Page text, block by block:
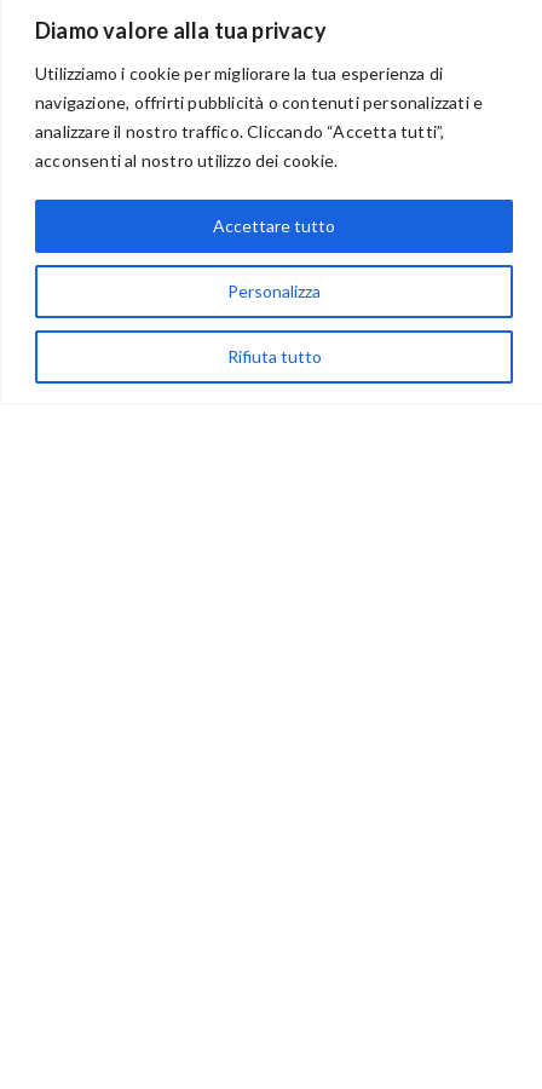
Diamo valore alla tua privacy
Utilizziamo i cookie per migliorare la tua esperienza di
navigazione, offrirti pubblicità o contenuti personalizzati e
analizzare il nostro traffico. Cliccando “Accetta tutti”,
acconsenti al nostro utilizzo dei cookie.
Personalizza
Rifiuta tutto
Accettare tutto
BENVENUTI NEL PORTALE RIVENDITORI
via Acqua delle Noci 12
83024 Monteforte Irpino (AV)
(+39) 081-7777233